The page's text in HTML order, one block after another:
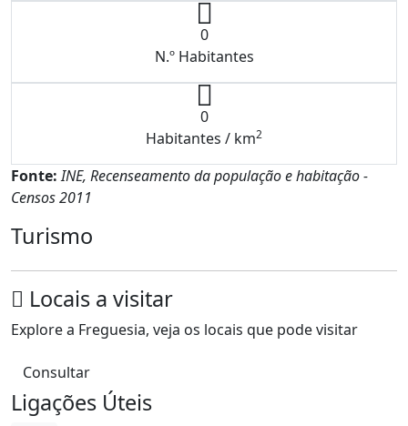
0
N.º Habitantes
0
Habitantes / km2
Fonte:INE, Recenseamento da população e habitação -
Censos 2011
Turismo
Locais a visitar
Explore a Freguesia, veja os locais que pode visitar
Consultar
Ligações Úteis